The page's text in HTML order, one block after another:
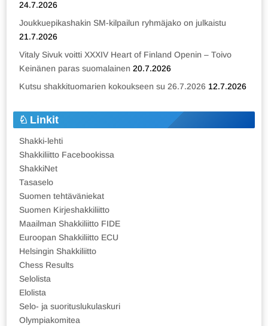
24.7.2026
Joukkuepikashakin SM-kilpailun ryhmäjako on julkaistu
21.7.2026
Vitaly Sivuk voitti XXXIV Heart of Finland Openin – Toivo
Keinänen paras suomalainen 20.7.2026
Kutsu shakkituomarien kokoukseen su 26.7.2026 12.7.2026
Linkit
Shakki-lehti
Shakkiliitto Facebookissa
ShakkiNet
Tasaselo
Suomen tehtäväniekat
Suomen Kirjeshakkiliitto
Maailman Shakkiliitto FIDE
Euroopan Shakkiliitto ECU
Helsingin Shakkiliitto
Chess Results
Selolista
Elolista
Selo- ja suorituslukulaskuri
Olympiakomitea